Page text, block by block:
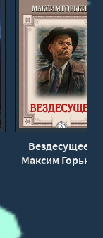
Вездесущее -
Максим Горький